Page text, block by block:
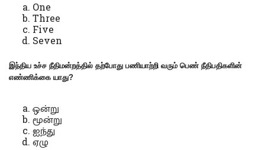
One
Three
Five
Seven
இந்திய உச்ச நீதிமன்றத்தில் தற்போது பணியாற்றி வரும் பெண் நீதிபதிகளின்
எண்ணிக்கை யாது?
ஒன்று
மூன்று
ஐந்து
ஏழு